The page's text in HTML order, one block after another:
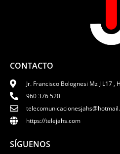
CONTACTO
Jr. Francisco Bolognesi Mz J L17 ,
960 376 520
https://telejahs.com
SÍGUENOS